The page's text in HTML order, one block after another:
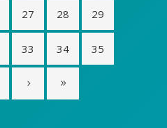
27 28 29
33 34 35